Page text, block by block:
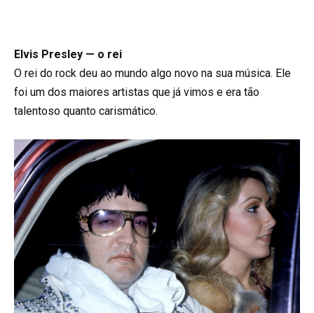
Elvis Presley — o rei
O rei do rock deu ao mundo algo novo na sua música. Ele
foi um dos maiores artistas que já vimos e era tão
talentoso quanto carismático.